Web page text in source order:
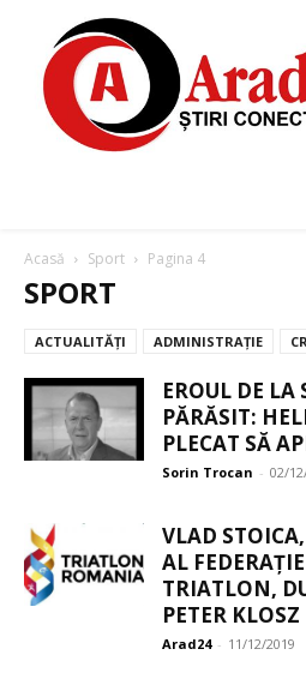
Acasă Sport Pagina 4
SPORT
ACTUALITĂȚI ADMINISTRAȚIE
EROUL DE LA
PĂRĂSIT:
PLECAT SĂ
Sorin Trocan - 02/
VLAD
AL
TRIATLON,
PETER KLOSZ
Arad24 - 11/12/2019